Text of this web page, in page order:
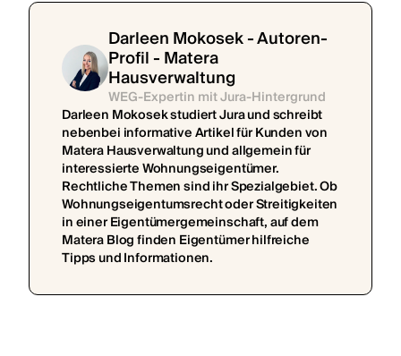
Darleen Mokosek - Autoren-
Profil - Matera
Hausverwaltung
WEG-Expertin mit Jura-Hintergrund
Darleen Mokosek studiert Jura und schreibt
nebenbei informative Artikel für Kunden von
Matera Hausverwaltung und allgemein für
interessierte Wohnungseigentümer.
Rechtliche Themen sind ihr Spezialgebiet. Ob
Wohnungseigentumsrecht oder Streitigkeiten
in einer Eigentümergemeinschaft, auf dem
Matera Blog finden Eigentümer hilfreiche
Tipps und Informationen.